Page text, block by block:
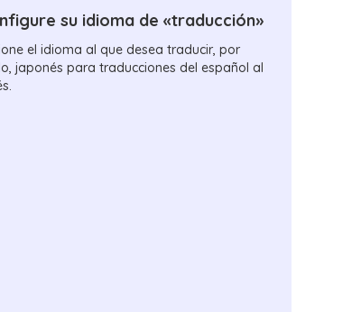
su idioma de «traducción»
el idioma al que desea traducir, por
japonés para traducciones del español al